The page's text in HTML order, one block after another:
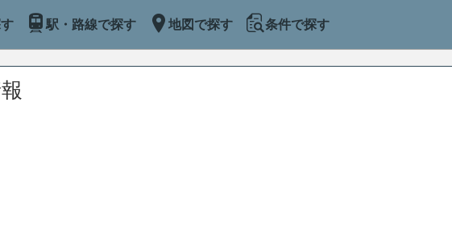
駅・路線で探す 地図で探す 条件で探す